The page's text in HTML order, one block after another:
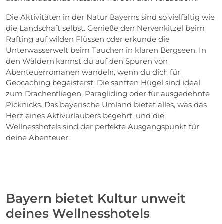
Die Aktivitäten in der Natur Bayerns sind so vielfältig wie
die Landschaft selbst. Genieße den Nervenkitzel beim
Rafting auf wilden Flüssen oder erkunde die
Unterwasserwelt beim Tauchen in klaren Bergseen. In
den Wäldern kannst du auf den Spuren von
Abenteuerromanen wandeln, wenn du dich für
Geocaching begeisterst. Die sanften Hügel sind ideal
zum Drachenfliegen, Paragliding oder für ausgedehnte
Picknicks. Das bayerische Umland bietet alles, was das
Herz eines Aktivurlaubers begehrt, und die
Wellnesshotels sind der perfekte Ausgangspunkt für
deine Abenteuer.
Bayern bietet Kultur unweit
deines Wellnesshotels